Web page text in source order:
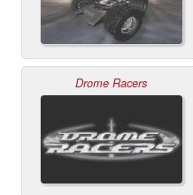
Drome Racers